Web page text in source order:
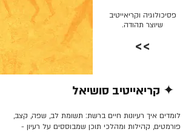
פסיכולוגיה וקריאייטיב
שיוצר תהודה.
>>
✦ קריאייטיב סושיאל
לומדים איך רעיונות חיים ברשת: תשומת לב, שפה, קצב,
פורמטים, קהילות ומהלכי תוכן שמבוססים על רעיון -